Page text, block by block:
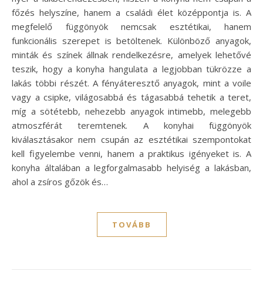
főzés helyszíne, hanem a családi élet középpontja is. A
megfelelő függönyök nemcsak esztétikai, hanem
funkcionális szerepet is betöltenek. Különböző anyagok,
minták és színek állnak rendelkezésre, amelyek lehetővé
teszik, hogy a konyha hangulata a legjobban tükrözze a
lakás többi részét. A fényáteresztő anyagok, mint a voile
vagy a csipke, világosabbá és tágasabbá tehetik a teret,
míg a sötétebb, nehezebb anyagok intimebb, melegebb
atmoszférát teremtenek. A konyhai függönyök
kiválasztásakor nem csupán az esztétikai szempontokat
kell figyelembe venni, hanem a praktikus igényeket is. A
konyha általában a legforgalmasabb helyiség a lakásban,
ahol a zsíros gőzök és…
TOVÁBB